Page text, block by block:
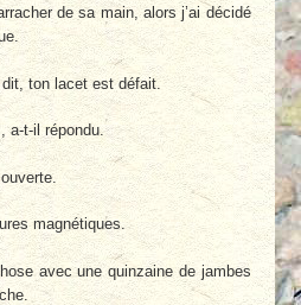
de sa main, alors j’ai décidé
ton lacet est défait.
t-il répondu.
magnétiques.
avec une quinzaine de jambes